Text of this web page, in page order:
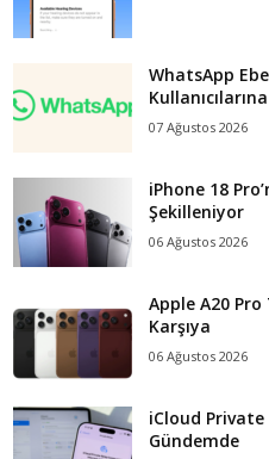
WhatsApp
07 Ağustos 2026
iPhone 18
Şekilleniyor
06 Ağustos 2026
Apple A20
Karşıya
06 Ağustos 2026
iCloud Private
Gündemde